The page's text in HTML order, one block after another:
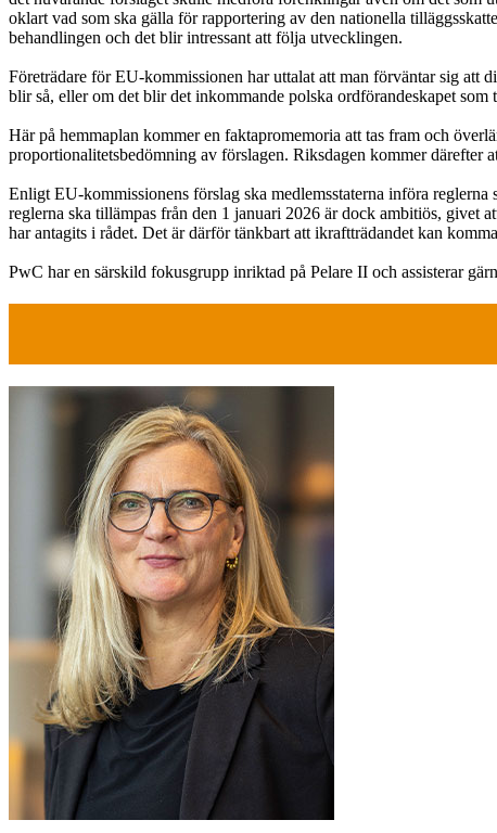
oklart vad som ska gälla för rapportering av den nationella
behandlingen och det blir intressant att följa utvecklingen.
Företrädare för EU-kommissionen har uttalat att man förväntar sig att
blir så, eller om det blir det inkommande polska ordförandeskapet
Här på hemmaplan kommer en faktapromemoria att tas fram och
proportionalitetsbedömning av förslagen. Riksdagen kommer därefter
Enligt EU-kommissionens förslag ska medlemsstaterna införa
reglerna ska tillämpas från den 1 januari 2026 är dock ambitiös,
har antagits i rådet. Det är därför tänkbart att ikraftträdandet kan
PwC har en särskild fokusgrupp inriktad på Pelare II och assisterar